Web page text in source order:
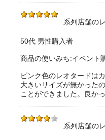
系列店舗の
50代 男性購入者
商品の使いみち:イベント
ピンク色のレオタードは
大きいサイズが無かった
ことができました。良かっ
系列店舗の